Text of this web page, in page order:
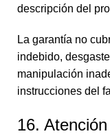
descripción del
La garantía no
indebido,
manipulación
instrucciones del
16.